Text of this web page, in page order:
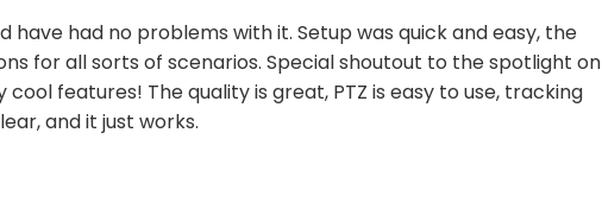
have had no problems with it. Setup was quick and easy, the
for all sorts of scenarios. Special shoutout to the spotlight on
features! The quality is great, PTZ is easy to use, tracking
and it just works.